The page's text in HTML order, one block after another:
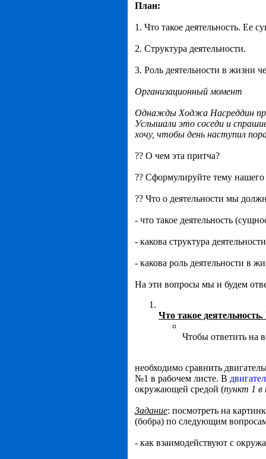
План:
1. Что такое деятельность. Ее
2. Структура деятельности.
3. Роль деятельности в жизни
Организационный момент
Однажды Ходжа Насреддин
Услышали это соседи и
хочу, чтобы день наступил
?? О чем эта притча?
?? Сформулируйте тему нашего
?? Что о деятельности мы
- что такое деятельность
- какова структура
- какова роль деятельности в
На эти вопросы мы и будем
Что такое
Чтобы ответить на
необходимо сравнить
№1 в рабочем листе. В
окружающей средой (пункт 1 в
Задание: посмотреть на
(бобра) по следующим
- как взаимодействуют с